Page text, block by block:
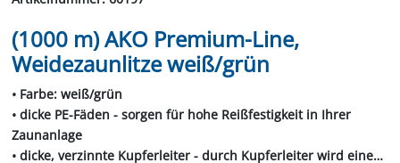
(1000 m) AKO Premium-Line,
Weidezaunlitze weiß/grün
• Farbe: weiß/grün
• dicke PE-Fäden - sorgen für hohe Reißfestigkeit in Ihrer
Zaunanlage
• dicke, verzinnte Kupferleiter - durch Kupferleiter wird eine